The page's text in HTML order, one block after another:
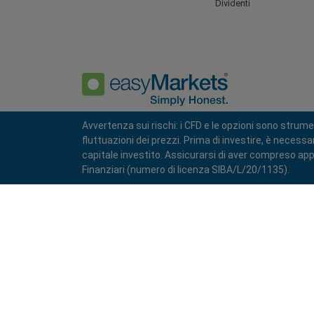
Dividenti
Politica sulla Privacy Termimi e Condizioni
Avvertenza sui rischi: i CFD e le opzioni sono
fluttuazioni dei prezzi. Prima di investire, è
capitale investito. Assicurarsi di aver compreso
Finanziari (numero di licenza SIBA/L/20/1135).